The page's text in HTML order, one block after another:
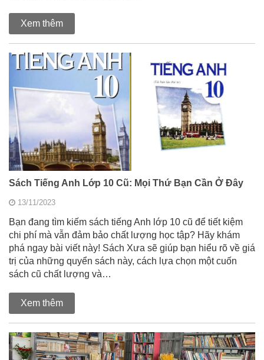
Xem thêm
Sách Tiếng Anh Lớp 10 Cũ: Mọi Thứ Bạn Cần Ở Đây
13/11/2023
Bạn đang tìm kiếm sách tiếng Anh lớp 10 cũ để tiết kiệm
chi phí mà vẫn đảm bảo chất lượng học tập? Hãy khám
phá ngay bài viết này! Sách Xưa sẽ giúp bạn hiểu rõ về giá
trị của những quyển sách này, cách lựa chọn một cuốn
sách cũ chất lượng và…
Xem thêm